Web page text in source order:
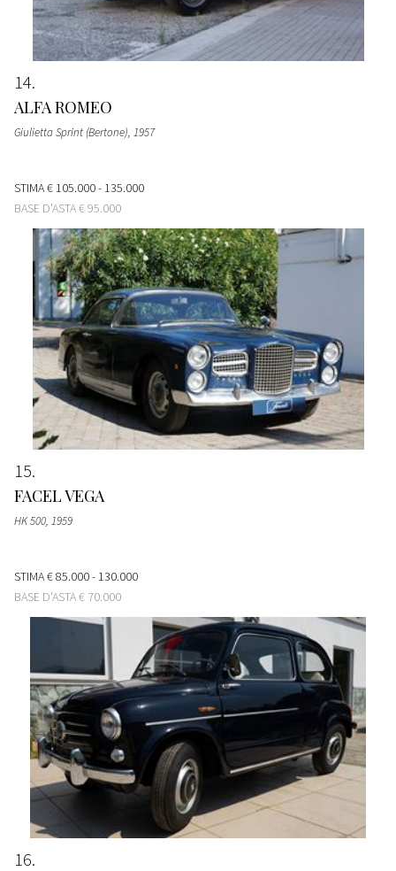
14
ALFA ROMEO
Giulietta Sprint (Bertone), 1957
STIMA€ 105.000 - 135.000
BASE D'ASTA€ 95.000
15
FACEL VEGA
HK 500, 1959
STIMA€ 85.000 - 130.000
BASE D'ASTA€ 70.000
16